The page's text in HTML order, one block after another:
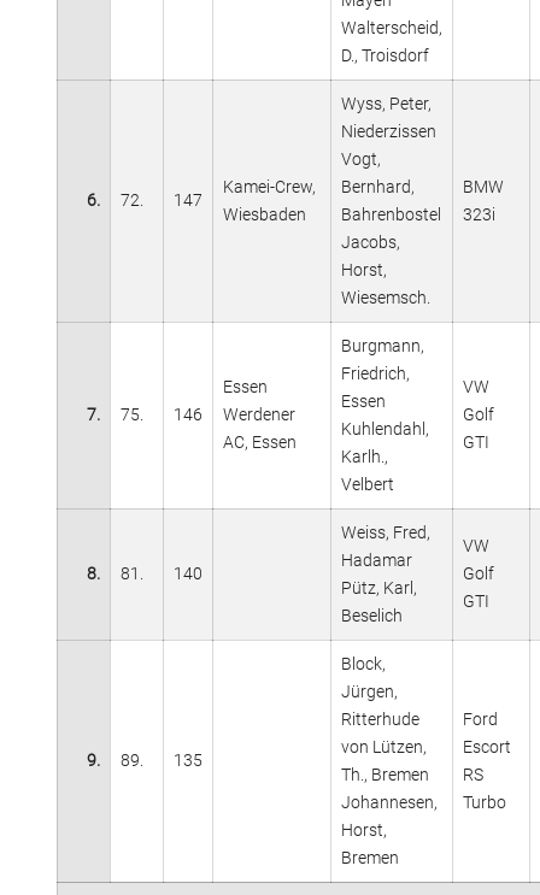
Walterscheid,
D., Troisdorf
6. 72. 147
Kamei-Crew,
Wiesbaden
Wyss, Peter,
Niederzissen
Vogt,
Bernhard,
Bahrenbostel
Jacobs,
Horst,
Wiesemsch.
BMW
323i
7. 75. 146
Essen
Werdener
AC, Essen
Burgmann,
Friedrich,
Essen
Kuhlendahl,
Karlh.,
Velbert
VW
Golf
GTI
8. 81. 140
Weiss, Fred,
Hadamar
Pütz, Karl,
Beselich
VW
Golf
GTI
9. 89. 135
Block,
Jürgen,
Ritterhude
von Lützen,
Th., Bremen
Johannesen,
Horst,
Bremen
Ford
Escort
RS
Turbo